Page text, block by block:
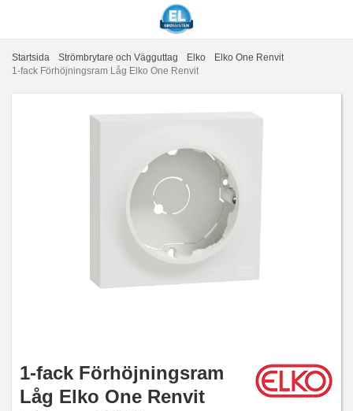
Startsida Strömbrytare och Vägguttag Elko
Elko One Renvit
1-fack Förhöjningsram Låg Elko One Renvit
1-fack Förhöjningsram
Låg Elko One Renvit